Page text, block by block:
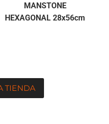
MANSTONE
HEXAGONAL 28x56cm
TIENDA